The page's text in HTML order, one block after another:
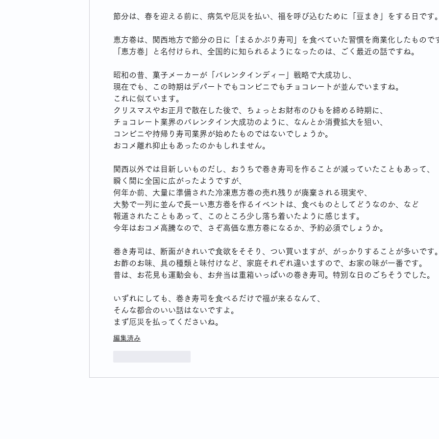
節分は、春を迎える前に、病気や厄災を払い、福を呼び込むために「豆まき」をする日です
恵方巻は、関西地方で節分の日に「まるかぶり寿司」を食べていた習慣を商業化したもので
「恵方巻」と名付けられ、全国的に知られるようになったのは、ごく最近の話ですね。
昭和の昔、菓子メーカーが「バレンタインディー」戦略で大成功し、
現在でも、この時期はデパートでもコンビニでもチョコレートが並んでいますね。
これに似ています。
クリスマスやお正月で散在した後で、ちょっとお財布のひもを締める時期に、
チョコレート業界のバレンタイン大成功のように、なんとか消費拡大を狙い、
コンビニや持帰り寿司業界が始めたものではないでしょうか。
おコメ離れ抑止もあったのかもしれません。
関西以外では目新しいものだし、おうちで巻き寿司を作ることが減っていたこともあって、
瞬く間に全国に広がったようですが、
何年か前、大量に準備された冷凍恵方巻の売れ残りが廃棄される現実や、
大勢で一列に並んで長ーい恵方巻を作るイベントは、食べものとしてどうなのか、など
報道されたこともあって、このところ少し落ち着いたように感じます。
今年はおコメ高騰なので、さぞ高価な恵方巻になるか、予約必須でしょうか。
巻き寿司は、断面がきれいで食欲をそそり、つい買いますが、がっかりすることが多いです
お酢のお味、具の種類と味付けなど、家庭それぞれ違いますので、お家の味が一番です。
昔は、お花見も運動会も、お弁当は重箱いっぱいの巻き寿司。特別な日のごちそうでした。
いずれにしても、巻き寿司を食べるだけで福が来るなんて、
そんな都合のいい話はないですよ。
まず厄災を払ってくださいね。
編集済み